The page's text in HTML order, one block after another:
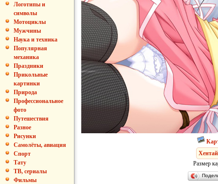
Логотипы и
символы
Мотоциклы
Мужчины
Наука и техника
Популярная
механика
Праздники
Прикольные
картинки
Природа
Профессиональное
фото
Путешествия
Разное
Рисунки
Самолёты, авиация
Спорт
Тату
ТВ, сериалы
Фильмы
Хентай
Размер